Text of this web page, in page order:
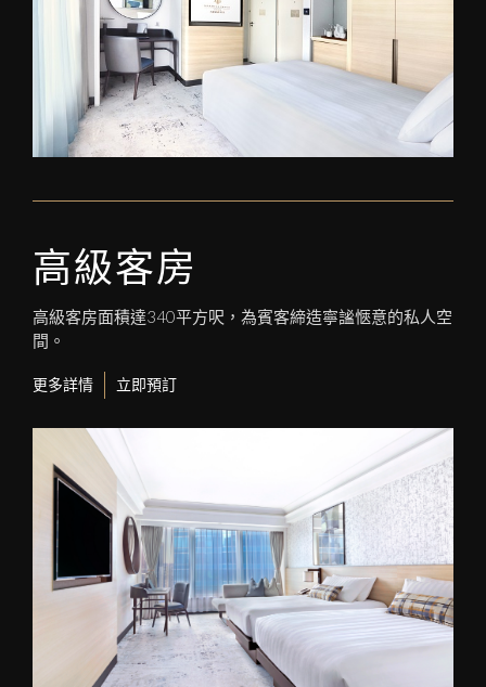
高級客房
高級客房面積達340平方呎，為賓客締造寧謐愜意的私人空
間。
更多詳情 立即預訂